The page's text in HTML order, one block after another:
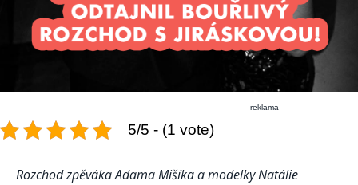
reklama
5/5 - (1 vote)
Rozchod zpěváka Adama Mišíka a modelky Natálie